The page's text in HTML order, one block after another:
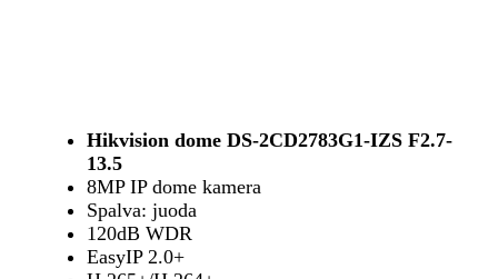
Hikvision dome DS-2CD2783G1-IZS F2.7-
13.5
8MP IP dome kamera
Spalva: juoda
120dB WDR
EasyIP 2.0+